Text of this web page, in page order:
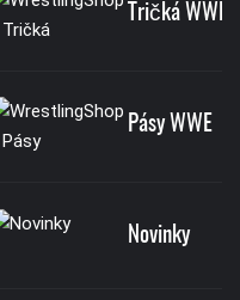
Tričká WWE
Pásy WWE
Novinky